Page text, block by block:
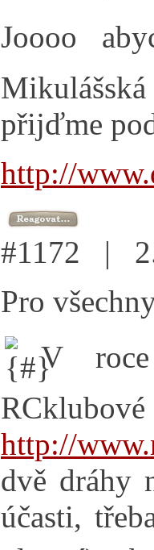
Joooo
přijďme
http://
#1172 |
Pro
V roce
http://
dvě dráhy
účasti,